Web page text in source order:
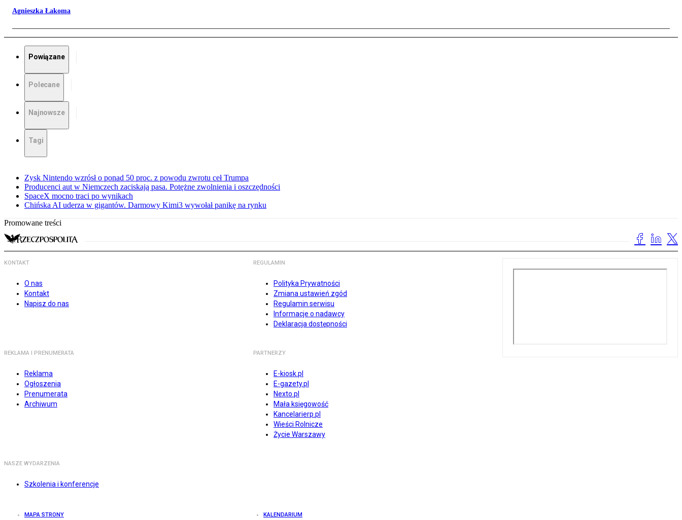
Agnieszka Łakoma
Powiązane
Polecane
Najnowsze
Tagi
Zysk Nintendo wzrósł o ponad 50 proc. z powodu zwrotu ceł Trumpa
Producenci aut w Niemczech zaciskają pasa. Potężne zwolnienia i oszczędności
SpaceX mocno traci po wynikach
Chińska AI uderza w gigantów. Darmowy Kimi3 wywołał panikę na rynku
Promowane treści
KONTAKT
O nas
Kontakt
Napisz do nas
REGULAMIN
Polityka Prywatności
Zmiana ustawień zgód
Regulamin serwisu
Informacje o nadawcy
Deklaracja dostępności
REKLAMA I PRENUMERATA
Reklama
Ogłoszenia
Prenumerata
Archiwum
PARTNERZY
E-kiosk.pl
E-gazety.pl
Nexto.pl
Mała księgowość
Kancelarierp.pl
Wieści Rolnicze
Życie Warszawy
NASZE WYDARZENIA
Szkolenia i konferencje
MAPA STRONY KALENDARIUM